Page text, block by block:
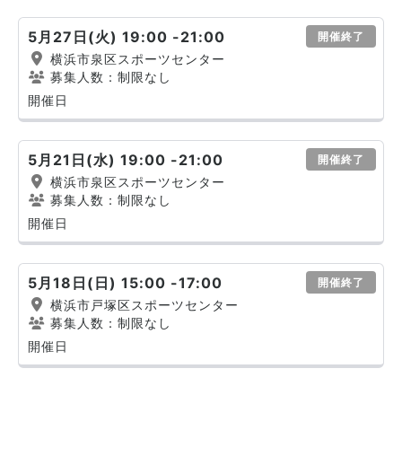
5月27日(火) 19:00 -21:00 開催終了
横浜市泉区スポーツセンター
募集人数：制限なし
開催日
5月21日(水) 19:00 -21:00 開催終了
横浜市泉区スポーツセンター
募集人数：制限なし
開催日
5月18日(日) 15:00 -17:00 開催終了
横浜市戸塚区スポーツセンター
募集人数：制限なし
開催日